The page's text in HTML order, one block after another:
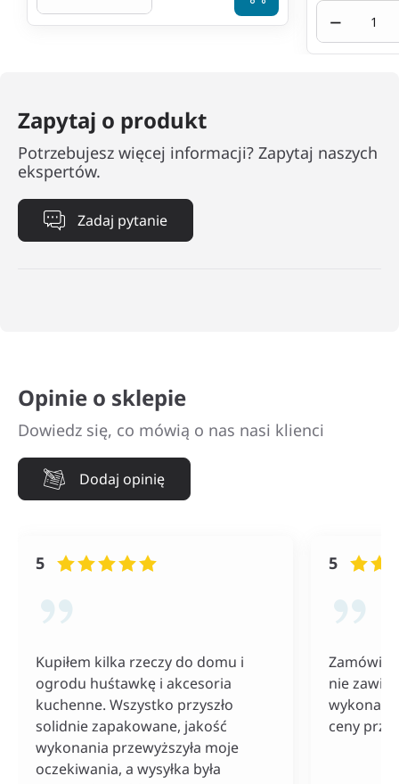
−
Zapytaj o produkt
Potrzebujesz więcej informacji? Zapytaj naszych
ekspertów.
Zadaj pytanie
Opinie o sklepie
Dowiedz się, co mówią o nas nasi klienci
Dodaj opinię
5
Kupiłem kilka rzeczy do domu i
ogrodu huśtawkę i akcesoria
kuchenne. Wszystko przyszło
solidnie zapakowane, jakość
wykonania przewyższyła moje
oczekiwania, a wysyłka była
5
nie
ceny